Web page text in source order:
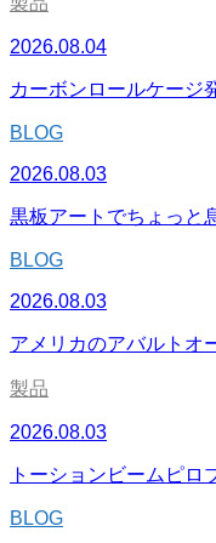
2026.08.04
カーボンロールケージ
BLOG
2026.08.03
黒板アートでちょっと
BLOG
2026.08.03
アメリカのアバルトオ
製品
2026.08.03
トーションビームピロ
BLOG